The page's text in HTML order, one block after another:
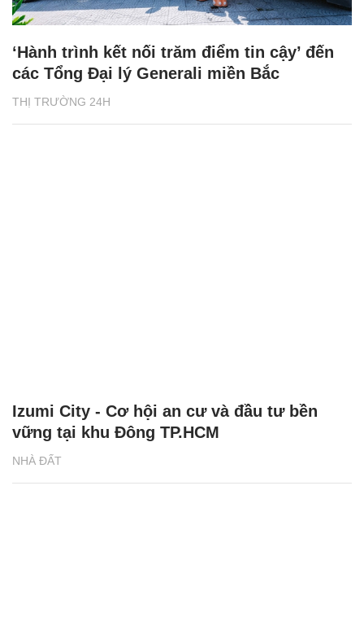
THỊ TRƯỜNG 24H
‘Hành trình kết nối trăm điểm tin cậy’ đến
các Tổng Đại lý Generali miền Bắc
NHÀ ĐẤT
Izumi City - Cơ hội an cư và đầu tư bền
vững tại khu Đông TP.HCM